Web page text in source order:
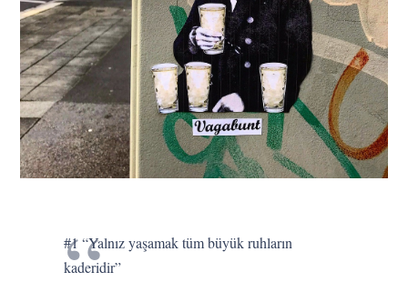
#1 “Yalnız yaşamak tüm büyük ruhların
kaderidir”